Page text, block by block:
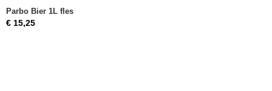
Parbo Bier 1L fles
€ 15,25